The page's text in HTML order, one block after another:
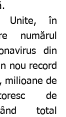
numărul
din
nou record
milioane de
de
total